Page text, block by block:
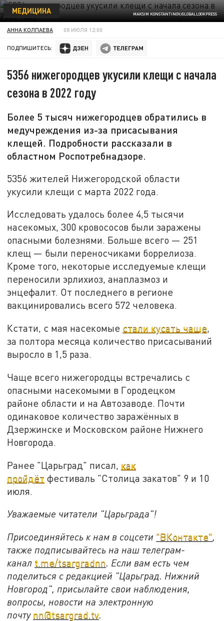
MAKSIM KONSTANTINOV/GLOBALLOOKPRESS
МЕДИЦИНА
АННА КОЛПАЕВА 08 ИЮЛЯ 12:00
ПОДПИШИТЕСЬ:
5356 нижегородцев укусили клещи с начала
сезона в 2022 году
Более 5 тысяч нижегородцев обратились в
медучреждения из-за присасывания
клещей. Подробности рассказали в
областном Роспотребнадзоре.
5356 жителей Нижегородской области
укусили клещи с марта 2022 года.
Исследовать удалось более 4,5 тысячи
насекомых, 300 кровососов были заражены
опасными болезнями. Больше всего — 251
клещ — были переносчиками боррелиоза.
Кроме того, некоторые исследуемые клещи
переносили эрлихиоз, анаплазмоз и
энцефалит. От последнего в регионе
вакцинировались всего 572 человека.
Кстати, с мая насекомые стали кусать чаще,
за полтора месяца количество присасываний
выросло в 1,5 раза.
Чаще всего нижегородцы встречались с
опасными насекомыми в Городецком
районе области и на Автозаводе. Почти
одинаковое количество заражённых в
Дзержинске и Московском районе Нижнего
Новгорода.
Ранее "Царьград" писал, как
пройдёт фестиваль "Столица закатов" 9 и 10
июля.
Уважаемые читатели "Царьграда"!
Присоединяйтесь к нам в соцсети "ВКонтакте",
также подписывайтесь на наш телеграм-
канал t.me/tsargradnn. Если вам есть чем
поделиться с редакцией "Царьград. Нижний
Новгород", присылайте свои наблюдения,
вопросы, новости на электронную
почту nn@tsargrad.tv.